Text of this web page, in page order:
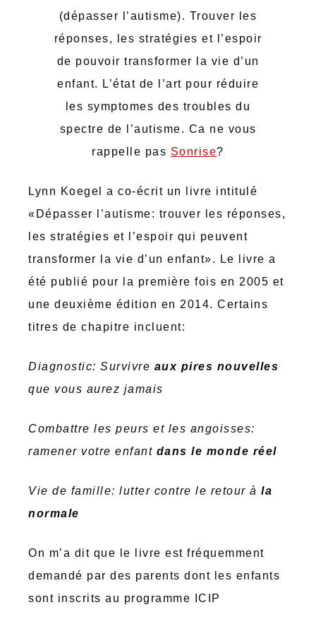
(dépasser l’autisme). Trouver les
réponses, les stratégies et l’espoir
de pouvoir transformer la vie d’un
enfant. L’état de l’art pour réduire
les symptomes des troubles du
spectre de l’autisme. Ca ne vous
rappelle pas Sonrise?
Lynn Koegel a co-écrit un livre intitulé
«Dépasser l’autisme: trouver les réponses,
les stratégies et l’espoir qui peuvent
transformer la vie d’un enfant». Le livre a
été publié pour la première fois en 2005 et
une deuxième édition en 2014. Certains
titres de chapitre incluent:
Diagnostic: Survivre aux pires nouvelles
que vous aurez jamais
Combattre les peurs et les angoisses:
ramener votre enfant dans le monde réel
Vie de famille: lutter contre le retour à la
normale
On m’a dit que le livre est fréquemment
demandé par des parents dont les enfants
sont inscrits au programme ICIP